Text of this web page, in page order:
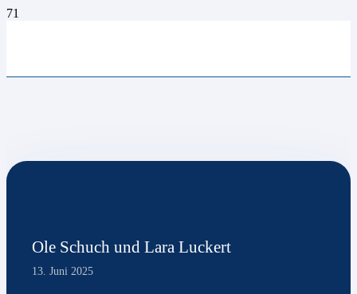
Ole Schuch und Lara Luckert
13. Juni 2025